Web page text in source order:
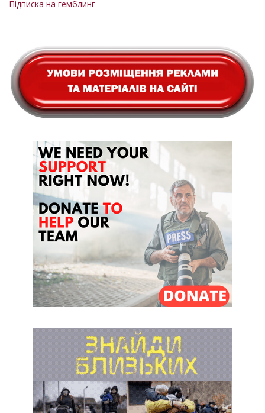
Підписка на гемблинг